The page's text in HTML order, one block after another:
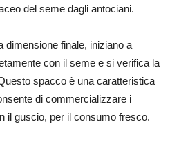
del seme dagli antociani.
dimensione finale, iniziano a
con il seme e si verifica la
spacco è una caratteristica
di commercializzare i
il guscio, per il consumo fresco.